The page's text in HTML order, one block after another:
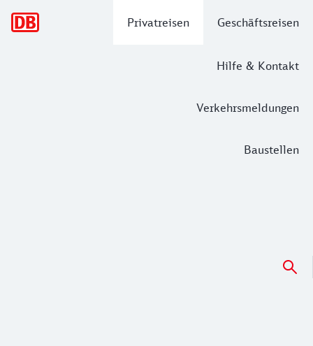
Privatreisen Geschäftsreisen
Hilfe & Kontakt
Verkehrsmeldungen
Baustellen